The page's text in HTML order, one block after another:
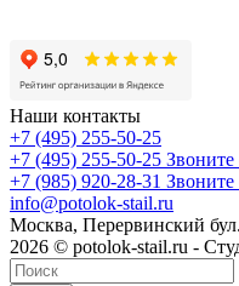
Наши контакты
+7 (495) 255-50-25
+7 (495) 255-50-25 Звоните
+7 (985) 920-28-31 Звоните
info@potolok-stail.ru
Москва, Перервинский
2026 © potolok-stail.ru -